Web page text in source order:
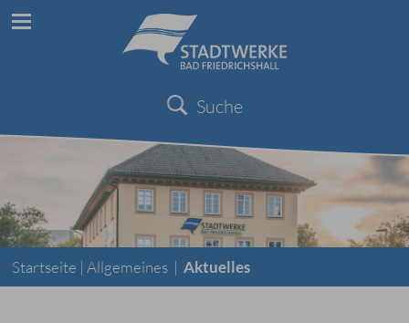
Suche
Startseite | Allgemeines |Aktuelles